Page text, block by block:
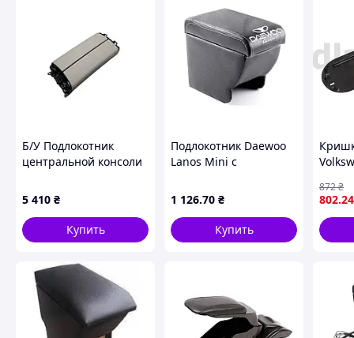
Б/У Подлокотник
центральной консоли
MERCEDES-BENZ GLB
X247 19-23
5 410 ₴
Купить
Подлокотник Daewoo
Lanos Mini с
внутри обшивка
Карпет "LUX"
1 126.70 ₴
Купить
802.24
872₴